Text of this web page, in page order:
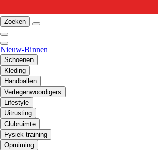
Zoeken
Nieuw-Binnen
Schoenen
Kleding
Handballen
Vertegenwoordigers
Lifestyle
Uitrusting
Clubruimte
Fysiek training
Opruiming